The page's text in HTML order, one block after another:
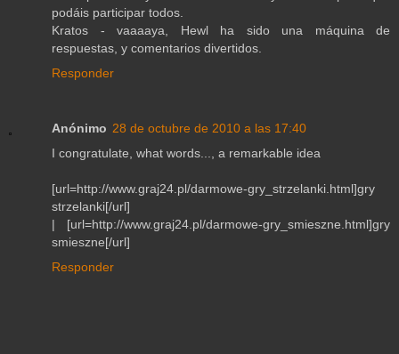
podáis participar todos.
Kratos - vaaaaya, Hewl ha sido una máquina de
respuestas, y comentarios divertidos.
Responder
Anónimo 28 de octubre de 2010 a las 17:40
I congratulate, what words..., a remarkable idea
[url=http://www.graj24.pl/darmowe-gry_strzelanki.html]gry
strzelanki[/url]
| [url=http://www.graj24.pl/darmowe-gry_smieszne.html]gry
smieszne[/url]
Responder